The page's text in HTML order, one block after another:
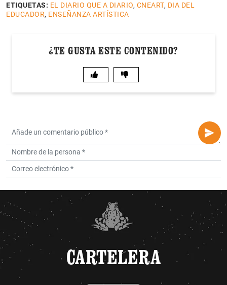
ETIQUETAS: EL DIARIO QUE A DIARIO, CNEART, DIA DEL
EDUCADOR, ENSEÑANZA ARTÍSTICA
¿TE GUSTA ESTE CONTENIDO?
CARTELERA